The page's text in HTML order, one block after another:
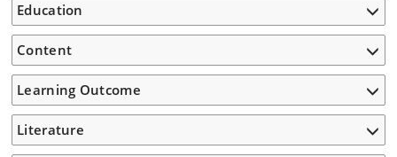
Education
Content
Learning Outcome
Literature